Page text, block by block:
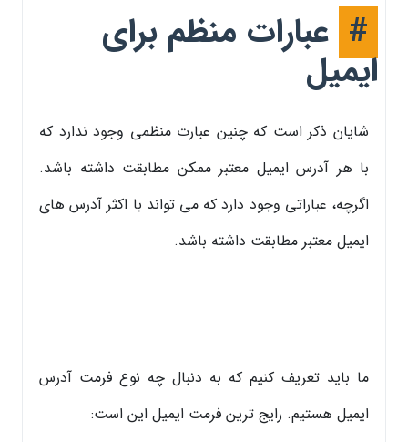
# عبارات منظم برای
ایمیل
شایان ذکر است که چنین عبارت منظمی وجود ندارد که
با هر آدرس ایمیل معتبر ممکن مطابقت داشته باشد.
اگرچه، عباراتی وجود دارد که می تواند با اکثر آدرس های
ایمیل معتبر مطابقت داشته باشد.
ما باید تعریف کنیم که به دنبال چه نوع فرمت آدرس
ایمیل هستیم. رایج ترین فرمت ایمیل این است: